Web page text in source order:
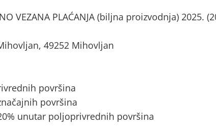
VEZANA PLAĆANJA (biljna proizvodnja) 2025.
49252 Mihovljan
površina
površina
unutar poljoprivrednih površina